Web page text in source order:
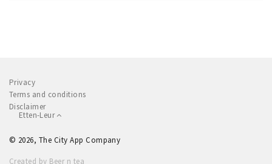
Privacy
Terms and conditions
Disclaimer
Etten-Leur
© 2026, The City App Company
Created by Beer n tea